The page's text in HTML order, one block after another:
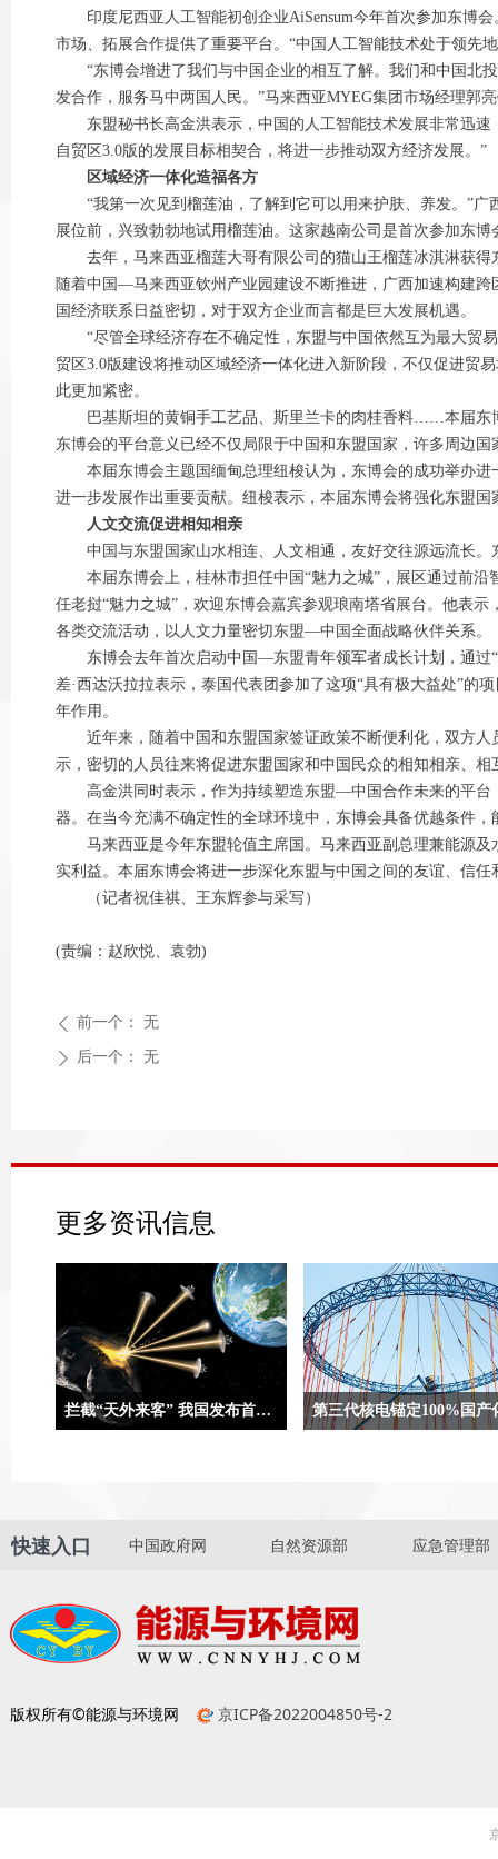
印度尼西亚人工智能初创企业AiSensum今年首次参加东博会
市场、拓展合作提供了重要平台。“中国人工智能技术处于领先
“东博会增进了我们与中国企业的相互了解。我们和中国北
发合作，服务马中两国人民。”马来西亚MYEG集团市场经理郭
东盟秘书长高金洪表示，中国的人工智能技术发展非常迅速
自贸区3.0版的发展目标相契合，将进一步推动双方经济发展。”
区域经济一体化造福各方
“我第一次见到榴莲油，了解到它可以用来护肤、养发。”广
展位前，兴致勃勃地试用榴莲油。这家越南公司是首次参加东
去年，马来西亚榴莲大哥有限公司的猫山王榴莲冰淇淋获得
随着中国—马来西亚钦州产业园建设不断推进，广西加速构建
国经济联系日益密切，对于双方企业而言都是巨大发展机遇。
“尽管全球经济存在不确定性，东盟与中国依然互为最大贸
贸区3.0版建设将推动区域经济一体化进入新阶段，不仅促进贸
此更加紧密。
巴基斯坦的黄铜手工艺品、斯里兰卡的肉桂香料……本届东博
东博会的平台意义已经不仅局限于中国和东盟国家，许多周边
本届东博会主题国缅甸总理纽梭认为，东博会的成功举办进
进一步发展作出重要贡献。纽梭表示，本届东博会将强化东盟
人文交流促进相知相亲
中国与东盟国家山水相连、人文相通，友好交往源远流长。
本届东博会上，桂林市担任中国“魅力之城”，展区通过前沿
任老挝“魅力之城”，欢迎东博会嘉宾参观琅南塔省展台。他表
各类交流活动，以人文力量密切东盟—中国全面战略伙伴关系。
东博会去年首次启动中国—东盟青年领军者成长计划，通过“
差·西达沃拉拉表示，泰国代表团参加了这项“具有极大益处”的
年作用。
近年来，随着中国和东盟国家签证政策不断便利化，双方人
示，密切的人员往来将促进东盟国家和中国民众的相知相亲、
高金洪同时表示，作为持续塑造东盟—中国合作未来的平台
器。在当今充满不确定性的全球环境中，东博会具备优越条件
马来西亚是今年东盟轮值主席国。马来西亚副总理兼能源及
实利益。本届东博会将进一步深化东盟与中国之间的友谊、信
（记者祝佳祺、王东辉参与采写）
(责编：赵欣悦、袁勃)
ꄴ 前一个： 无
ꄲ 后一个： 无
更多资讯信息
拦截“天外来客” 我国发布首次近地小行星防御任务方案设想
小行星防御任务，并发布首次近地小
用“伴飞+动能撞击+伴飞”模式。
电自主化标志性成果，是完全
电技术的先进水平。
版权所有©能源与环境网 京ICP备2022004850号-2
快速入口 中国政府网 自然资源部 应急管理部